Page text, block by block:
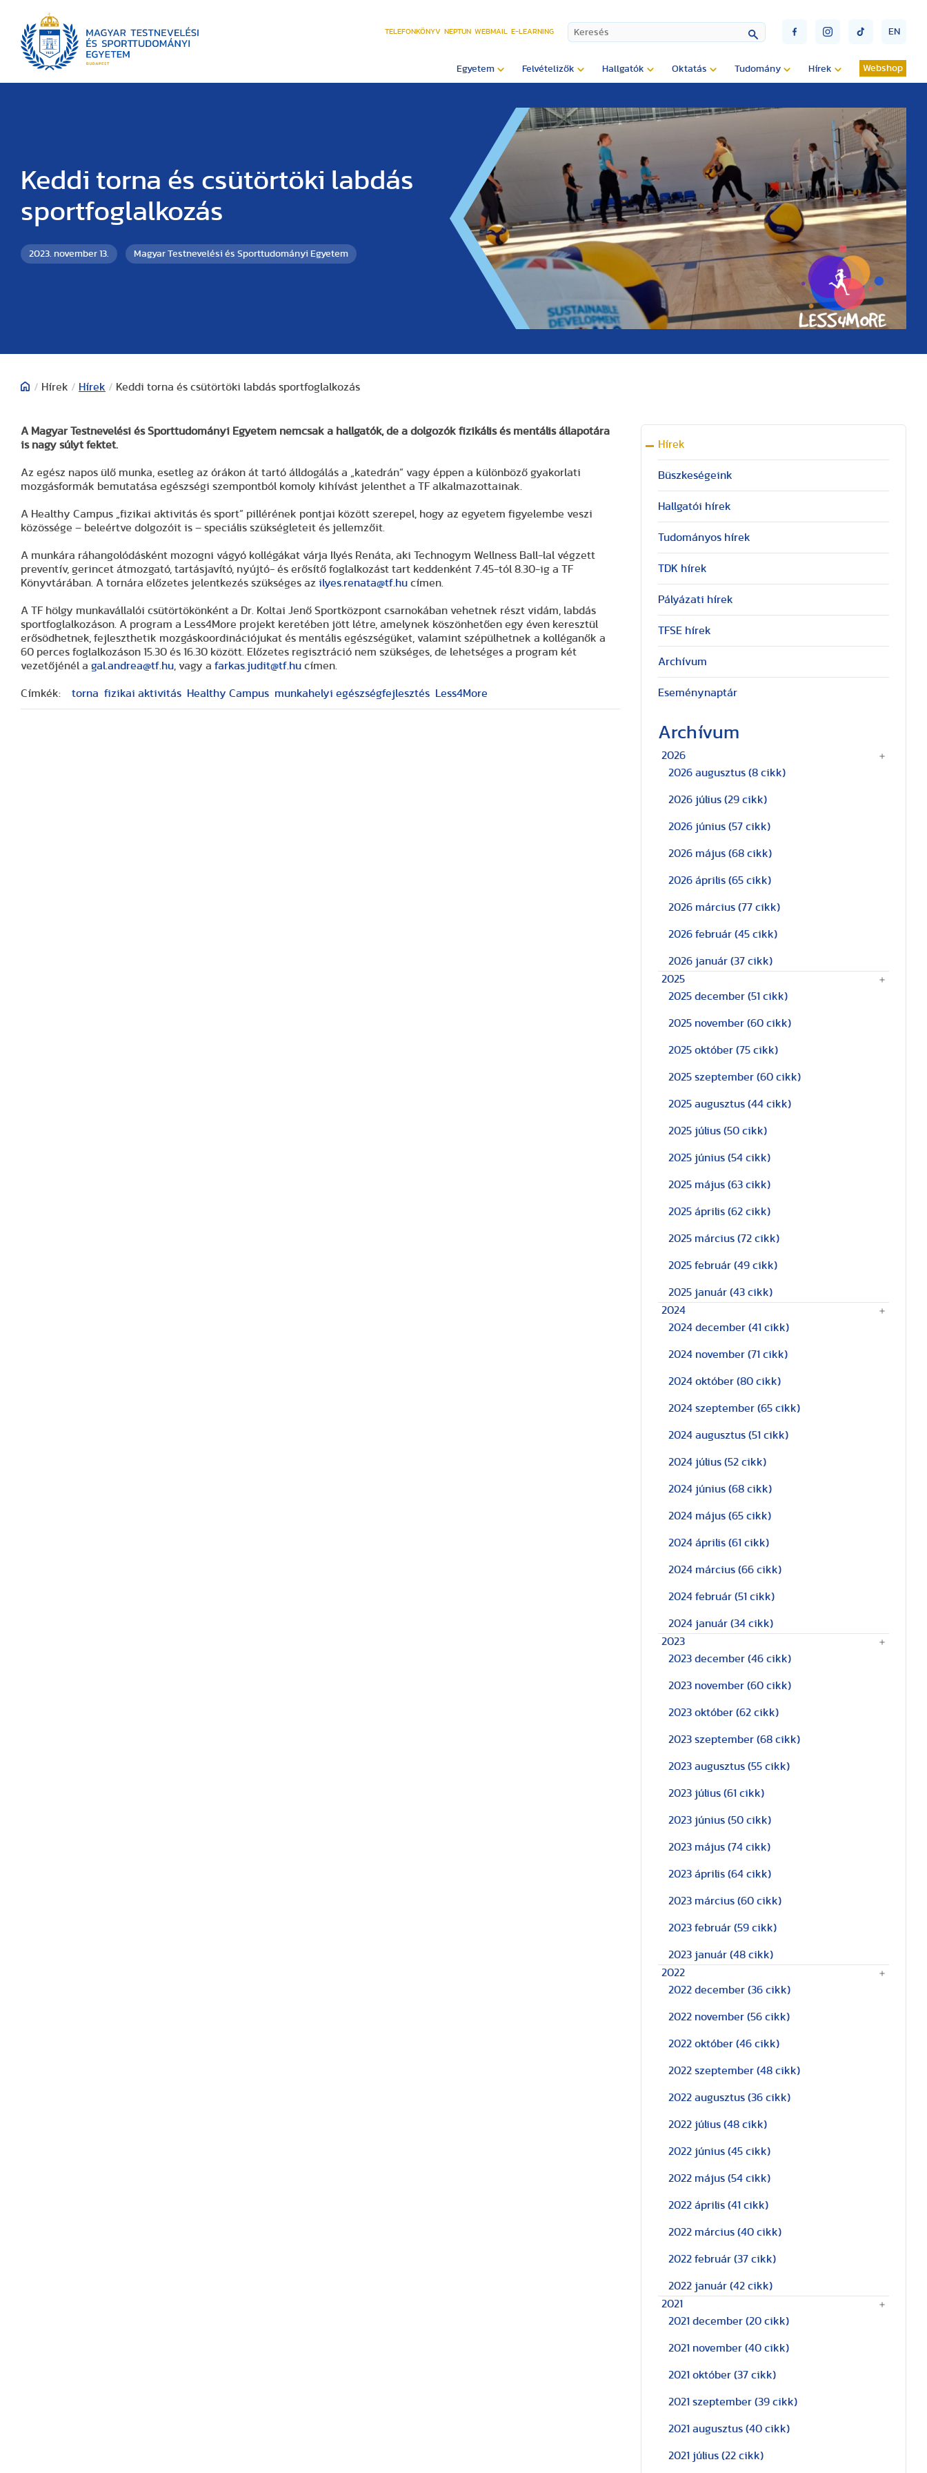
TELEFONKÖNYV NEPTUN WEBMAIL E-LEARNING EN
Egyetem Felvételizők Hallgatók Oktatás Tudomány Hírek Webshop
Keddi torna és csütörtöki labdás
sportfoglalkozás
2023. november 13. Magyar Testnevelési és Sporttudományi Egyetem
/ Hírek / Hírek / Keddi torna és csütörtöki labdás sportfoglalkozás
A Magyar Testnevelési és Sporttudományi Egyetem nemcsak a hallgatók, de a dolgozók fizikális és mentális állapotára
is nagy súlyt fektet.
Az egész napos ülő munka, esetleg az órákon át tartó álldogálás a „katedrán” vagy éppen a különböző gyakorlati
mozgásformák bemutatása egészségi szempontból komoly kihívást jelenthet a TF alkalmazottainak.
A Healthy Campus „fizikai aktivitás és sport” pillérének pontjai között szerepel, hogy az egyetem figyelembe veszi
közössége – beleértve dolgozóit is – speciális szükségleteit és jellemzőit.
A munkára ráhangolódásként mozogni vágyó kollégákat várja Ilyés Renáta, aki Technogym Wellness Ball-lal végzett
preventív, gerincet átmozgató, tartásjavító, nyújtó- és erősítő foglalkozást tart keddenként 7.45-tól 8.30-ig a TF
Könyvtárában. A tornára előzetes jelentkezés szükséges az ilyes.renata@tf.hu címen.
A TF hölgy munkavállalói csütörtökönként a Dr. Koltai Jenő Sportközpont csarnokában vehetnek részt vidám, labdás
sportfoglalkozáson. A program a Less4More projekt keretében jött létre, amelynek köszönhetően egy éven keresztül
erősödhetnek, fejleszthetik mozgáskoordinációjukat és mentális egészségüket, valamint szépülhetnek a kolléganők a
60 perces foglalkozáson 15.30 és 16.30 között. Előzetes regisztráció nem szükséges, de lehetséges a program két
vezetőjénél a gal.andrea@tf.hu , vagy a farkas.judit@tf.hu címen.
Címkék: torna fizikai aktivitás Healthy Campus munkahelyi egészségfejlesztés Less4More
Hírek
Büszkeségeink
Hallgatói hírek
Tudományos hírek
TDK hírek
Pályázati hírek
TFSE hírek
Archívum
Eseménynaptár
Archívum
2026
2026 augusztus (8 cikk)
2026 július (29 cikk)
2026 június (57 cikk)
2026 május (68 cikk)
2026 április (65 cikk)
2026 március (77 cikk)
2026 február (45 cikk)
2026 január (37 cikk)
2025
2025 december (51 cikk)
2025 november (60 cikk)
2025 október (75 cikk)
2025 szeptember (60 cikk)
2025 augusztus (44 cikk)
2025 július (50 cikk)
2025 június (54 cikk)
2025 május (63 cikk)
2025 április (62 cikk)
2025 március (72 cikk)
2025 február (49 cikk)
2025 január (43 cikk)
2024
2024 december (41 cikk)
2024 november (71 cikk)
2024 október (80 cikk)
2024 szeptember (65 cikk)
2024 augusztus (51 cikk)
2024 július (52 cikk)
2024 június (68 cikk)
2024 május (65 cikk)
2024 április (61 cikk)
2024 március (66 cikk)
2024 február (51 cikk)
2024 január (34 cikk)
2023
2023 december (46 cikk)
2023 november (60 cikk)
2023 október (62 cikk)
2023 szeptember (68 cikk)
2023 augusztus (55 cikk)
2023 július (61 cikk)
2023 június (50 cikk)
2023 május (74 cikk)
2023 április (64 cikk)
2023 március (60 cikk)
2023 február (59 cikk)
2023 január (48 cikk)
2022
2022 december (36 cikk)
2022 november (56 cikk)
2022 október (46 cikk)
2022 szeptember (48 cikk)
2022 augusztus (36 cikk)
2022 július (48 cikk)
2022 június (45 cikk)
2022 május (54 cikk)
2022 április (41 cikk)
2022 március (40 cikk)
2022 február (37 cikk)
2022 január (42 cikk)
2021
2021 december (20 cikk)
2021 november (40 cikk)
2021 október (37 cikk)
2021 szeptember (39 cikk)
2021 augusztus (40 cikk)
2021 július (22 cikk)